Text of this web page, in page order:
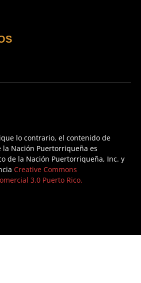
lo contrario, el contenido de
la Nación Puertorriqueña es
de la Nación Puertorriqueña, Inc. y
Creative Commons
3.0 Puerto Rico.